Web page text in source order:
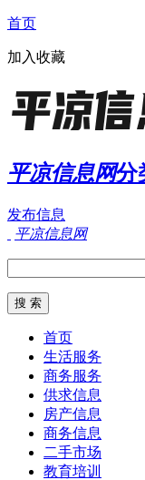
首页
加入收藏
平凉信息网分
发布信息
平凉信息网
首页
生活服务
商务服务
供求信息
房产信息
商务信息
二手市场
教育培训